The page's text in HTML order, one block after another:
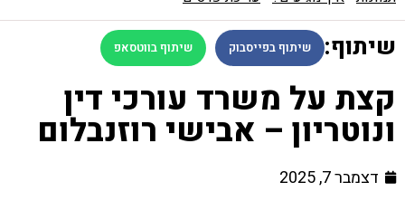
שיתוף: שיתוף בפייסבוק שיתוף בווטסאפ
קצת על משרד עורכי דין
ונוטריון – אבישי רוזנבלום
דצמבר 7, 2025